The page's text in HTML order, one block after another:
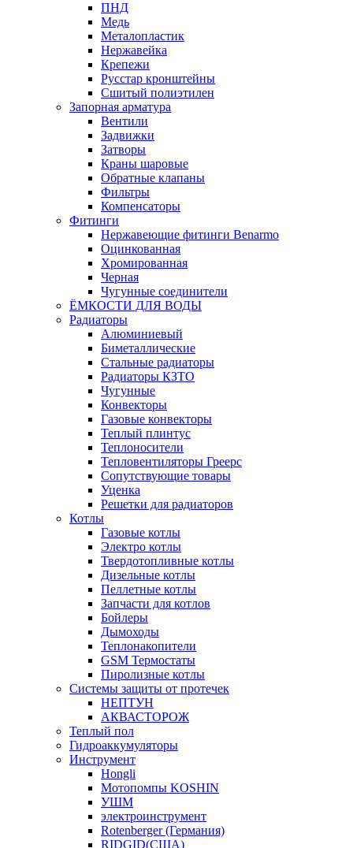
ПНД
Медь
Металопластик
Нержавейка
Крепежи
Русстар кронштейны
Сшитый полиэтилен
Запорная арматура
Вентили
Задвижки
Затворы
Краны шаровые
Обратные клапаны
Фильтры
Компенсаторы
Фитинги
Нержавеющие фитинги Benarmo
Оцинкованная
Хромированная
Черная
Чугунные соединители
ЁМКОСТИ ДЛЯ ВОДЫ
Радиаторы
Алюминиевый
Биметаллические
Стальные радиаторы
Радиаторы КЗТО
Чугунные
Конвекторы
Газовые конвекторы
Теплый плинтус
Теплоносители
Тепловентиляторы Греерс
Сопутствующие товары
Уценка
Решетки для радиаторов
Котлы
Газовые котлы
Электро котлы
Твердотопливные котлы
Дизельные котлы
Пеллетные котлы
Запчасти для котлов
Бойлеры
Дымоходы
Теплонакопители
GSM Термостаты
Пиролизные котлы
Системы защиты от протечек
НЕПТУН
АКВАСТОРОЖ
Теплый пол
Гидроаккумуляторы
Инструмент
Hongli
Мотопомпы KOSHIN
УШМ
электроинструмент
Rotenberger (Германия)
RIDGID(США)